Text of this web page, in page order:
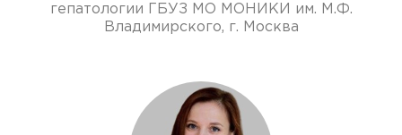
гепатологии ГБУЗ МО МОНИКИ им. М.Ф.
Владимирского, г. Москва